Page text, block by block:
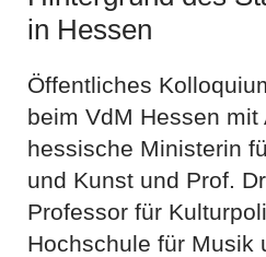
in Hessen
Öffentliches
beim VdM Hessen mit
hessische Ministerin
und Kunst und Prof.
Professor für
Hochschule für Musik